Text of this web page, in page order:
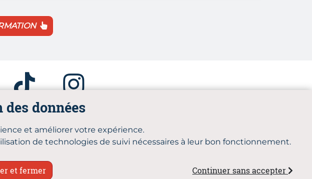
Tiktok Instagram
Comté |Akolad Solutions
données
et améliorer votre expérience.
de technologies de suivi nécessaires à leur bon fonctionnement.
et fermer Continuer sans accepter